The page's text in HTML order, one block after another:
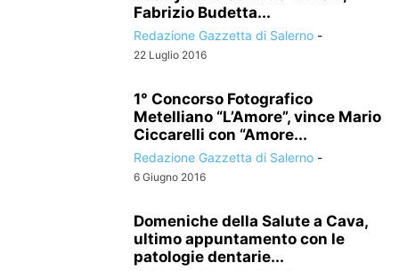
Fabrizio Budetta...
Redazione Gazzetta di Salerno -
22 Luglio 2016
1° Concorso Fotografico
Metelliano “L’Amore”, vince Mario
Ciccarelli con “Amore...
Redazione Gazzetta di Salerno -
6 Giugno 2016
Domeniche della Salute a Cava,
ultimo appuntamento con le
patologie dentarie...